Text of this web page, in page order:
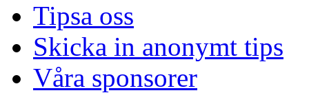
Tipsa oss
Skicka in anonymt tips
Våra sponsorer